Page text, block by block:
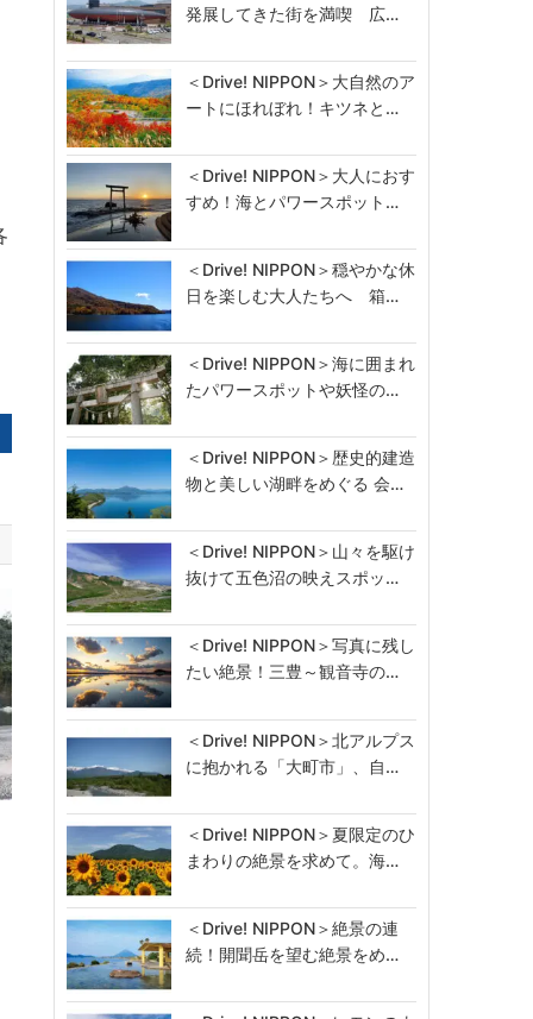
発展してきた街を満喫 広…
＜Drive! NIPPON＞大自然のア
ートにほれぼれ！キツネと…
＜Drive! NIPPON＞大人におす
すめ！海とパワースポット…
＜Drive! NIPPON＞穏やかな休
日を楽しむ大人たちへ 箱…
＜Drive! NIPPON＞海に囲まれ
たパワースポットや妖怪の…
＜Drive! NIPPON＞歴史的建造
物と美しい湖畔をめぐる 会…
＜Drive! NIPPON＞山々を駆け
抜けて五色沼の映えスポッ…
＜Drive! NIPPON＞写真に残し
たい絶景！三豊～観音寺の…
＜Drive! NIPPON＞北アルプス
に抱かれる「大町市」、自…
＜Drive! NIPPON＞夏限定のひ
まわりの絶景を求めて。海…
＜Drive! NIPPON＞絶景の連
続！開聞岳を望む絶景をめ…